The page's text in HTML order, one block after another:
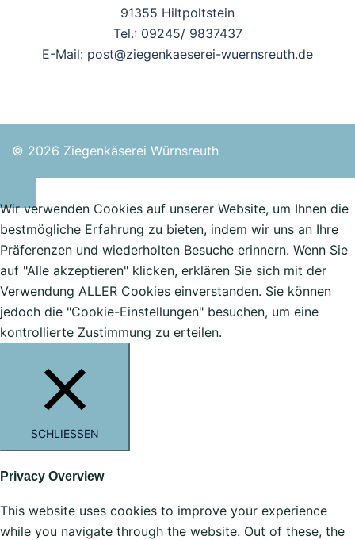
91355 Hiltpoltstein
Tel.: 09245/ 9837437
E-Mail: post@ziegenkaeserei-wuernsreuth.de
© 2026 Ziegenkäserei Würnsreuth
Wir verwenden Cookies auf unserer Website, um Ihnen die
bestmögliche Erfahrung zu bieten, indem wir uns an Ihre
Präferenzen und wiederholten Besuche erinnern. Wenn Sie
auf "Alle akzeptieren" klicken, erklären Sie sich mit der
Verwendung ALLER Cookies einverstanden. Sie können
jedoch die "Cookie-Einstellungen" besuchen, um eine
kontrollierte Zustimmung zu erteilen.
SCHLIESSEN
Privacy Overview
This website uses cookies to improve your experience
while you navigate through the website. Out of these, the